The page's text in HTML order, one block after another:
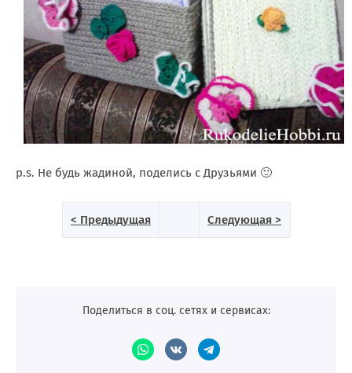
p.s. Не будь жадиной, поделись с Друзьями 🙂
< Предыдущая Следующая >
Поделиться в соц. сетях и сервисах: